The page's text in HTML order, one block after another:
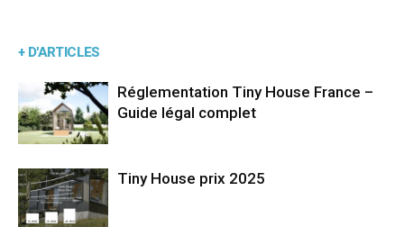
+ D'ARTICLES
Réglementation Tiny House France –
Guide légal complet
Tiny House prix 2025